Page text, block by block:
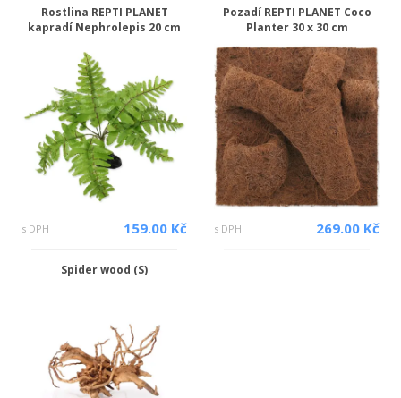
Rostlina REPTI PLANET
kapradí Nephrolepis 20 cm
s DPH 159.00 Kč
Pozadí REPTI PLANET Coco
Planter 30 x 30 cm
s DPH 269.00 Kč
Spider wood (S)